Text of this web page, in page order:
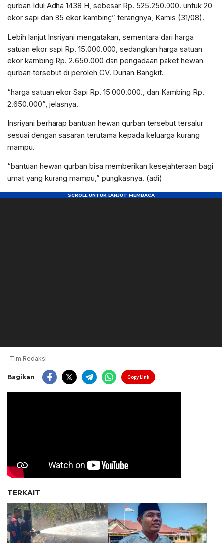
qurban Idul Adha 1438 H, sebesar Rp. 525.250.000. untuk 20
ekor sapi dan 85 ekor kambing” terangnya, Kamis (31/08).
Lebih lanjut Insriyani mengatakan, sementara dari harga
satuan ekor sapi Rp. 15.000.000, sedangkan harga satuan
ekor kambing Rp. 2.650.000 dan pengadaan paket hewan
qurban tersebut di peroleh CV. Durian Bangkit.
“harga satuan ekor Sapi Rp. 15.000.000., dan Kambing Rp.
2.650.000”, jelasnya.
Insriyani berharap bantuan hewan qurban tersebut tersalur
sesuai dengan sasaran terutama kepada keluarga kurang
mampu.
“bantuan hewan qurban bisa memberikan kesejahteraan bagi
umat yang kurang mampu,” pungkasnya. (adi)
Tim Redaksi
Bagikan Copy Link
TERKAIT